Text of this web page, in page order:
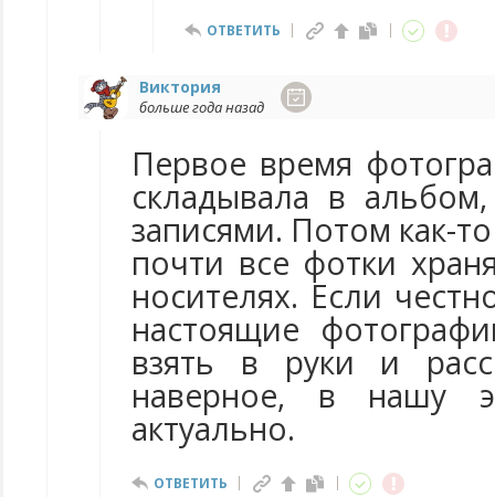
ОТВЕТИТЬ
Виктория
больше года назад
Первое время
складывала в
записями. Потом как-
почти все фотки
носителях. Если
настоящие
взять в руки и
наверное, в нашу
актуально.
ОТВЕТИТЬ